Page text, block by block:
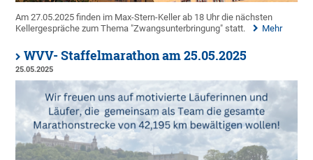
Am 27.05.2025 finden im Max-Stern-Keller ab 18 Uhr die nächsten
Kellergespräche zum Thema "Zwangsunterbringung" statt.
Mehr
WVV- Staffelmarathon am 25.05.2025
25.05.2025